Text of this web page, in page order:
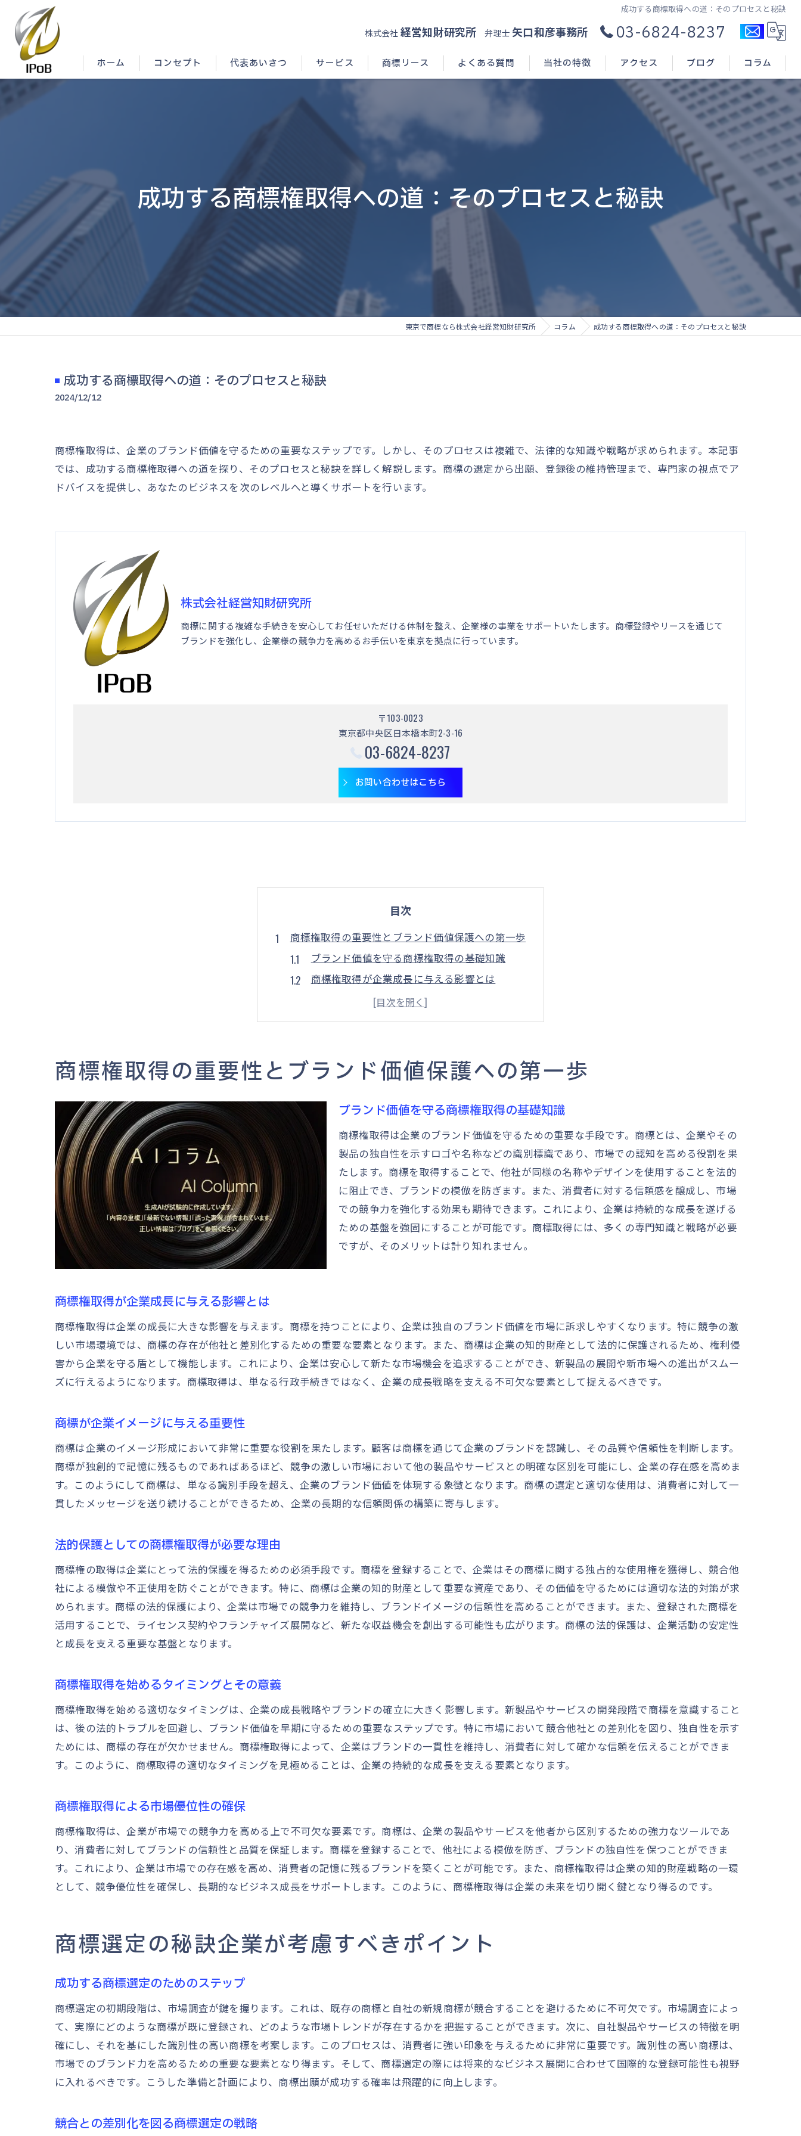
成功する商標取得への道：そのプロセスと秘訣
株式会社 経営知財研究所 弁理士 矢口和彦事務所 03-6824-8237
ホーム コンセプト 代表あいさつ サービス 商標リース よくある質問 当社の特徴
登録
アクセス ブログ コラム
成功する商標権取得への道：そのプロセスと秘訣
東京で商標なら株式会社経営知財研究所 コラム 成功する商標取得への道：そのプロセスと秘訣
成功する商標取得への道：そのプロセスと秘訣
2024/12/12
商標権取得は、企業のブランド価値を守るための重要なステップです。しかし、そのプロセスは複雑で、法律的な知識や戦略が求められます。本記事
では、成功する商標権取得への道を探り、そのプロセスと秘訣を詳しく解説します。商標の選定から出願、登録後の維持管理まで、専門家の視点でア
ドバイスを提供し、あなたのビジネスを次のレベルへと導くサポートを行います。
株式会社経営知財研究所
商標に関する複雑な手続きを安心してお任せいただける体制を整え、企業様の事業をサポートいたします。商標登録やリースを通じて
ブランドを強化し、企業様の競争力を高めるお手伝いを東京を拠点に行っています。
〒103-0023
東京都中央区日本橋本町2-3-16
03-6824-8237
お問い合わせはこちら
目次
商標権取得の重要性とブランド価値保護への第一歩
ブランド価値を守る商標権取得の基礎知識
商標権取得が企業成長に与える影響とは
商標が企業イメージに与える重要性
法的保護としての商標権取得が必要な理由
商標権取得による市場優位性の確保
商標選定の秘訣企業が考慮すべきポイント
成功する商標選定のためのステップ
競合との差別化を図る商標選定の戦略
商標選定時に注意すべき法律的観点
商標選定におけるリスク分析と回避法
効果的なブランド構築に向けた商標選定
企業理念に基づく商標選定の重要性
商標出願のステップ法律知識と戦略の重要性
商標出願の成功を左右する法律知識
出願プロセスの流れと必要書類の準備
商標出願のタイミングとその計画
商標出願のための効果的な調査方法
商標登録後の維持管理とその効果的な方法
商標管理ソフトウェアの選び方
商標ポートフォリオの構築と見直し
商標権侵害時の対応策と法的支援
商標権取得における成功の秘訣とは
事例から見る商標選定の最適解
成功例から学ぶ商標の法的活用法
商標権取得成功のためのチーム作り
商標ポートフォリオと企業戦略の連携
異なる市場に対応する商標展開策
商標ポートフォリオの見直しタイミング
商標ポートフォリオを活用したリスク管理
法律改正への迅速な対応策と準備
市場動向を反映した商標戦略の変更
商標管理体制の強化と課題対策
国際的な商標管理の重要性と手法
市場変化に応じた商標活用の柔軟性
商標専門家との連携でブランドを次のステージへ
専門家選定のポイントと契約のコツ
専門家との連携強化で得られるメリット
商標戦略における専門家の活用術
商標専門家との関係構築の重要性
専門家の視点で見る商標保護の未来
商標権取得の重要性とブランド価値保護への第一歩
ブランド価値を守る商標権取得の基礎知識
商標権取得は企業のブランド価値を守るための重要な手段です。商標とは、企業やその
製品の独自性を示すロゴや名称などの識別標識であり、市場での認知を高める役割を果
たします。商標を取得することで、他社が同様の名称やデザインを使用することを法的
に阻止でき、ブランドの模倣を防ぎます。また、消費者に対する信頼感を醸成し、市場
での競争力を強化する効果も期待できます。これにより、企業は持続的な成長を遂げる
ための基盤を強固にすることが可能です。商標取得には、多くの専門知識と戦略が必要
ですが、そのメリットは計り知れません。
商標権取得が企業成長に与える影響とは
商標権取得は企業の成長に大きな影響を与えます。商標を持つことにより、企業は独自のブランド価値を市場に訴求しやすくなります。特に競争の激
しい市場環境では、商標の存在が他社と差別化するための重要な要素となります。また、商標は企業の知的財産として法的に保護されるため、権利侵
害から企業を守る盾として機能します。これにより、企業は安心して新たな市場機会を追求することができ、新製品の展開や新市場への進出がスムー
ズに行えるようになります。商標取得は、単なる行政手続きではなく、企業の成長戦略を支える不可欠な要素として捉えるべきです。
商標が企業イメージに与える重要性
商標は企業のイメージ形成において非常に重要な役割を果たします。顧客は商標を通じて企業のブランドを認識し、その品質や信頼性を判断します。
商標が独創的で記憶に残るものであればあるほど、競争の激しい市場において他の製品やサービスとの明確な区別を可能にし、企業の存在感を高めま
す。このようにして商標は、単なる識別手段を超え、企業のブランド価値を体現する象徴となります。商標の選定と適切な使用は、消費者に対して一
貫したメッセージを送り続けることができるため、企業の長期的な信頼関係の構築に寄与します。
法的保護としての商標権取得が必要な理由
商標権の取得は企業にとって法的保護を得るための必須手段です。商標を登録することで、企業はその商標に関する独占的な使用権を獲得し、競合他
社による模倣や不正使用を防ぐことができます。特に、商標は企業の知的財産として重要な資産であり、その価値を守るためには適切な法的対策が求
められます。商標の法的保護により、企業は市場での競争力を維持し、ブランドイメージの信頼性を高めることができます。また、登録された商標を
活用することで、ライセンス契約やフランチャイズ展開など、新たな収益機会を創出する可能性も広がります。商標の法的保護は、企業活動の安定性
と成長を支える重要な基盤となります。
商標権取得を始めるタイミングとその意義
商標権取得を始める適切なタイミングは、企業の成長戦略やブランドの確立に大きく影響します。新製品やサービスの開発段階で商標を意識すること
は、後の法的トラブルを回避し、ブランド価値を早期に守るための重要なステップです。特に市場において競合他社との差別化を図り、独自性を示す
ためには、商標の存在が欠かせません。商標権取得によって、企業はブランドの一貫性を維持し、消費者に対して確かな信頼を伝えることができま
す。このように、商標取得の適切なタイミングを見極めることは、企業の持続的な成長を支える要素となります。
商標権取得による市場優位性の確保
商標権取得は、企業が市場での競争力を高める上で不可欠な要素です。商標は、企業の製品やサービスを他者から区別するための強力なツールであ
り、消費者に対してブランドの信頼性と品質を保証します。商標を登録することで、他社による模倣を防ぎ、ブランドの独自性を保つことができま
す。これにより、企業は市場での存在感を高め、消費者の記憶に残るブランドを築くことが可能です。また、商標権取得は企業の知的財産戦略の一環
として、競争優位性を確保し、長期的なビジネス成長をサポートします。このように、商標権取得は企業の未来を切り開く鍵となり得るのです。
商標選定の秘訣企業が考慮すべきポイント
成功する商標選定のためのステップ
商標選定の初期段階は、市場調査が鍵を握ります。これは、既存の商標と自社の新規商標が競合することを避けるために不可欠です。市場調査によっ
て、実際にどのような商標が既に登録され、どのような市場トレンドが存在するかを把握することができます。次に、自社製品やサービスの特徴を明
確にし、それを基にした識別性の高い商標を考案します。このプロセスは、消費者に強い印象を与えるために非常に重要です。識別性の高い商標は、
市場でのブランド力を高めるための重要な要素となり得ます。そして、商標選定の際には将来的なビジネス展開に合わせて国際的な登録可能性も視野
に入れるべきです。こうした準備と計画により、商標出願が成功する確率は飛躍的に向上します。
競合との差別化を図る商標選定の戦略